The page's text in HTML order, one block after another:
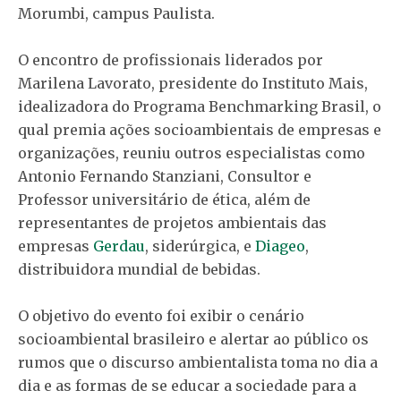
Morumbi, campus Paulista.
O encontro de profissionais liderados por
Marilena Lavorato, presidente do Instituto Mais,
idealizadora do Programa Benchmarking Brasil, o
qual premia ações socioambientais de empresas e
organizações, reuniu outros especialistas como
Antonio Fernando Stanziani, Consultor e
Professor universitário de ética, além de
representantes de projetos ambientais das
empresas Gerdau, siderúrgica, e Diageo,
distribuidora mundial de bebidas.
O objetivo do evento foi exibir o cenário
socioambiental brasileiro e alertar ao público os
rumos que o discurso ambientalista toma no dia a
dia e as formas de se educar a sociedade para a